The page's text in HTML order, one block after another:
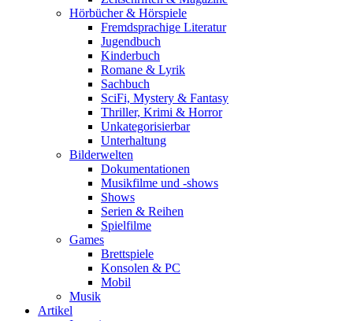
Hörbücher & Hörspiele
Fremdsprachige Literatur
Jugendbuch
Kinderbuch
Romane & Lyrik
Sachbuch
SciFi, Mystery & Fantasy
Thriller, Krimi & Horror
Unkategorisierbar
Unterhaltung
Bilderwelten
Dokumentationen
Musikfilme und -shows
Shows
Serien & Reihen
Spielfilme
Games
Brettspiele
Konsolen & PC
Mobil
Musik
Artikel